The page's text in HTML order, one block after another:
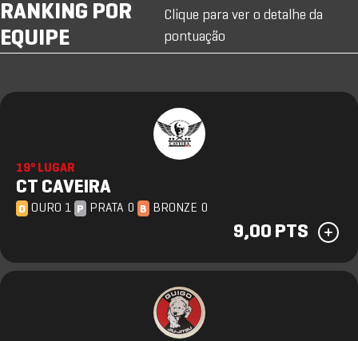
RANKING POR
EQUIPE
Clique para ver o detalhe da
pontuação
19º LUGAR
CT CAVEIRA
O OURO 1 P PRATA 0 B BRONZE 0
9,00 PTS